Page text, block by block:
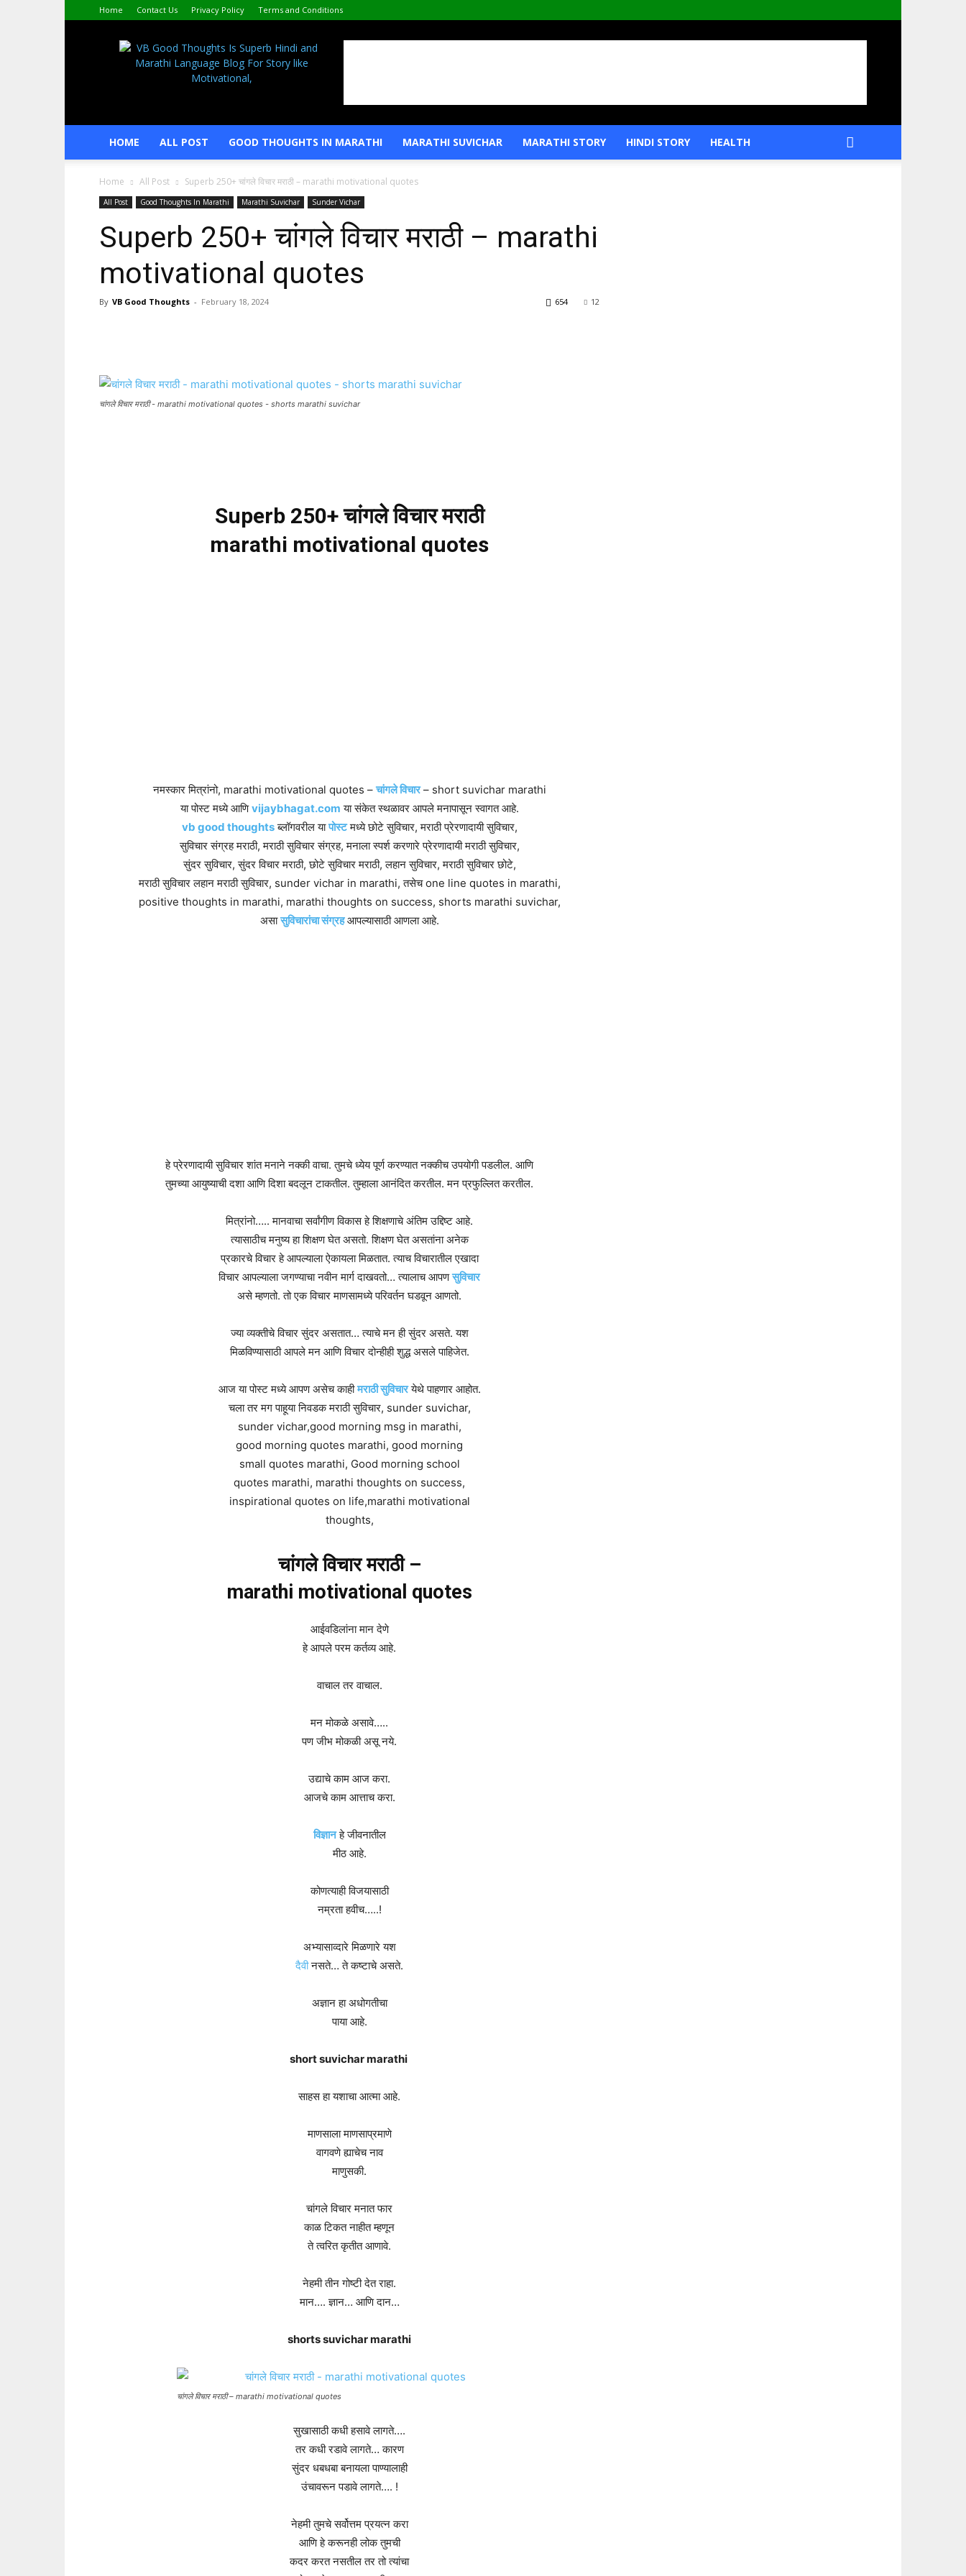
Home Contact Us Privacy Policy Terms and Conditions
VijayBhagat.com
HOME ALL POST GOOD THOUGHTS IN MARATHI MARATHI SUVICHAR MARATHI STORY HINDI STORY HEALTH
Home All Post Superb 250+ चांगले विचार मराठी – marathi motivational quotes
All Post Good Thoughts In Marathi Marathi Suvichar Sunder Vichar
Superb 250+ चांगले विचार मराठी – marathi
motivational quotes
By VB Good Thoughts - February 18, 2024 12
654
चांगले विचार मराठी - marathi motivational quotes - shorts marathi suvichar
Superb 250+ चांगले विचार मराठी
marathi motivational quotes
नमस्कार मित्रांनो, marathi motivational quotes –चांगले विचार– short suvichar marathi
या पोस्ट मध्ये आणिvijaybhagat.com या संकेत स्थळावर आपले मनापासून स्वागत आहे.
vb good thoughtsब्लॉगवरील यापोस्टमध्ये छोटे सुविचार, मराठी प्रेरणादायी सुविचार,
सुविचार संग्रह मराठी, मराठी सुविचार संग्रह, मनाला स्पर्श करणारे प्रेरणादायी मराठी सुविचार,
सुंदर सुविचार, सुंदर विचार मराठी, छोटे सुविचार मराठी, लहान सुविचार, मराठी सुविचार छोटे,
मराठी सुविचार लहान मराठी सुविचार, sunder vichar in marathi, तसेच one line quotes in marathi,
positive thoughts in marathi, marathi thoughts on success, shorts marathi suvichar,
असासुविचारांचा संग्रहआपल्यासाठी आणला आहे.
हे प्रेरणादायी सुविचार शांत मनाने नक्की वाचा. तुमचे ध्येय पूर्ण करण्यात नक्कीच उपयोगी पडलील. आणि
तुमच्या आयुष्याची दशा आणि दिशा बदलून टाकतील. तुम्हाला आनंदित करतील. मन प्रफुल्लित करतील.
मित्रांनो….. मानवाचा सर्वांगीण विकास हे शिक्षणाचे अंतिम उद्दिष्ट आहे.
त्यासाठीच मनुष्य हा शिक्षण घेत असतो. शिक्षण घेत असतांना अनेक
प्रकारचे विचार हे आपल्याला ऐकायला मिळतात. त्याच विचारातील एखादा
विचार आपल्याला जगण्याचा नवीन मार्ग दाखवतो… त्यालाच आपणसुविचार
असे म्हणतो. तो एक विचार माणसामध्ये परिवर्तन घडवून आणतो.
ज्या व्यक्तीचे विचार सुंदर असतात… त्याचे मन ही सुंदर असते. यश
मिळविण्यासाठी आपले मन आणि विचार दोन्हीही शुद्ध असले पाहिजेत.
आज या पोस्ट मध्ये आपण असेच काहीमराठी सुविचारयेथे पाहणार आहोत.
चला तर मग पाहूया निवडक मराठी सुविचार, sunder suvichar,
sunder vichar,good morning msg in marathi,
good morning quotes marathi, good morning
small quotes marathi, Good morning school
quotes marathi, marathi thoughts on success,
inspirational quotes on life,marathi motivational
thoughts,
चांगले विचार मराठी –
marathi motivational quotes
आईवडिलांना मान देणे
हे आपले परम कर्तव्य आहे.
वाचाल तर वाचाल.
मन मोकळे असावे…..
पण जीभ मोकळी असू नये.
उद्याचे काम आज करा.
आजचे काम आत्ताच करा.
विज्ञानहे जीवनातील
मीठ आहे.
कोणत्याही विजयासाठी
नम्रता हवीच…..!
अभ्यासाव्दारे मिळणारे यश
दैवीनसते… ते कष्टाचे असते.
अज्ञान हा अधोगतीचा
पाया आहे.
short suvichar marathi
साहस हा यशाचा आत्मा आहे.
माणसाला माणसाप्रमाणे
वागवणे ह्याचेच नाव
माणुसकी.
चांगले विचार मनात फार
काळ टिकत नाहीत म्हणून
ते त्वरित कृतीत आणावे.
नेहमी तीन गोष्टी देत राहा.
मान…. ज्ञान… आणि दान…
shorts suvichar marathi
चांगले विचार मराठी – marathi motivational quotes
सुखासाठी कधी हसावे लागते….
तर कधी रडावे लागते… कारण
सुंदर धबधबा बनायला पाण्यालाही
उंचावरून पडावे लागते…. !
नेहमी तुमचे सर्वोत्तम प्रयत्न करा
आणि हे करूनही लोक तुमची
कदर करत नसतील तर तो त्यांचा